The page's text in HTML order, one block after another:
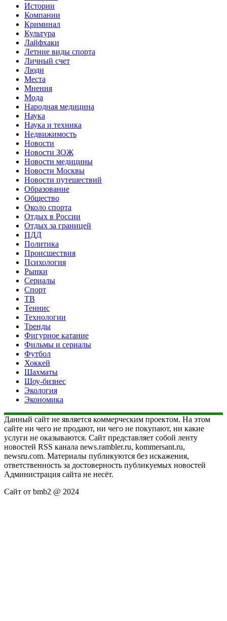
Истории
Компании
Криминал
Культура
Лайфхаки
Летние виды спорта
Личный счет
Люди
Места
Мнения
Мода
Народная медицина
Наука
Наука и техника
Недвижимость
Новости
Новости ЗОЖ
Новости медицины
Новости Москвы
Новости путешествий
Образование
Общество
Около спорта
Отдых в России
Отдых за границей
ПДД
Политика
Происшествия
Психология
Рынки
Сериалы
Спорт
ТВ
Теннис
Технологии
Тренды
Фигурное катание
Фильмы и сериалы
Футбол
Хоккей
Шахматы
Шоу-бизнес
Экология
Экономика
Данный сайт не является коммерческим проектом. На этом
сайте ни чего не продают, ни чего не покупают, ни какие
услуги не оказываются. Сайт представляет собой ленту
новостей RSS канала news.rambler.ru, kommersant.ru,
newsru.com. Материалы публикуются без искажения,
ответственность за достоверность публикуемых новостей
Администрация сайта не несёт.
Сайт от bmb2 @ 2024